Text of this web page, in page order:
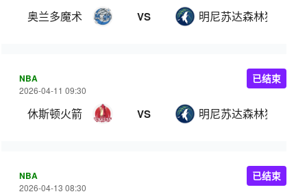
奥兰多魔术 VS 明尼苏达森林狼
NBA
2026-04-11 09:30
休斯顿火箭 VS 明尼苏达森林狼
已结束
NBA
2026-04-13 08:30
已结束